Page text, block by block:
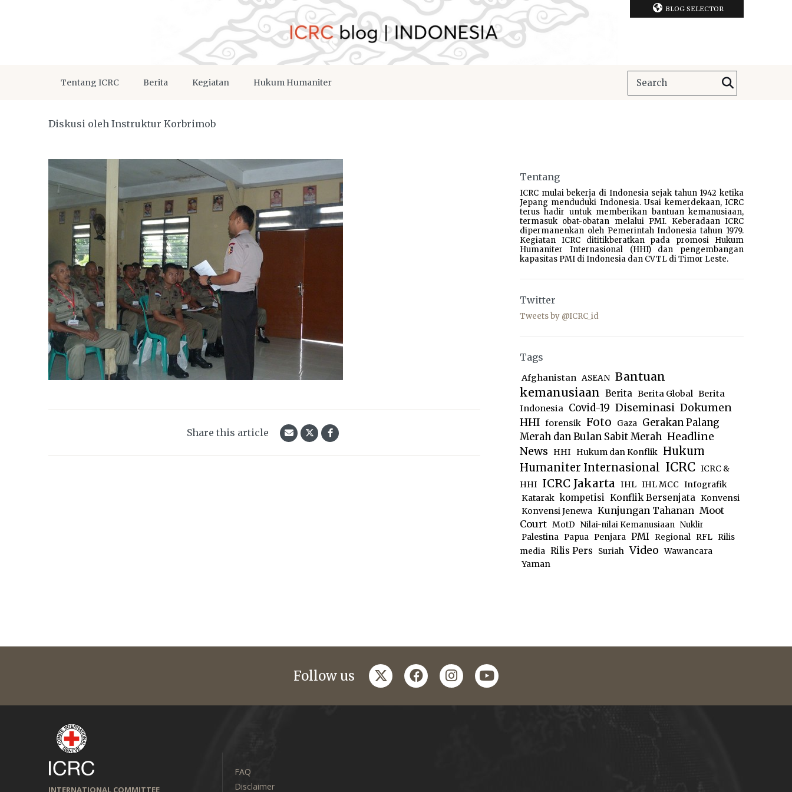
BLOG SELECTOR
Tentang ICRC Berita Kegiatan Hukum Humaniter
Diskusi oleh Instruktur Korbrimob
Share this article
Tentang
ICRC mulai bekerja di Indonesia sejak tahun 1942 ketika
Jepang menduduki Indonesia. Usai kemerdekaan, ICRC
terus hadir untuk memberikan bantuan kemanusiaan,
termasuk obat-obatan melalui PMI. Keberadaan ICRC
dipermanenkan oleh Pemerintah Indonesia tahun 1979.
Kegiatan ICRC dititikberatkan pada promosi Hukum
Humaniter Internasional (HHI) dan pengembangan
kapasitas PMI di Indonesia dan CVTL di Timor Leste.
Twitter
Tweets by @ICRC_id
Tags
Afghanistan ASEAN Bantuan
kemanusiaan Berita Berita Global Berita
Indonesia Covid-19 Diseminasi Dokumen
HHI forensik Foto Gaza Gerakan Palang
Merah dan Bulan Sabit Merah Headline
News
HHI Hukum dan Konflik Hukum
Humaniter Internasional ICRC ICRC &
HHI ICRC Jakarta IHL IHL MCC Infografik
Katarak kompetisi Konflik Bersenjata Konvensi
Konvensi Jenewa Kunjungan Tahanan Moot
Court MotD Nilai-nilai Kemanusiaan Nuklir
Palestina
Papua Penjara PMI Regional RFL
Rilis
media Rilis Pers Suriah Video Wawancara
Yaman
Follow us twitterfacebookinstagram
youtube
INTERNATIONAL COMMITTEE
FAQ
Disclaimer